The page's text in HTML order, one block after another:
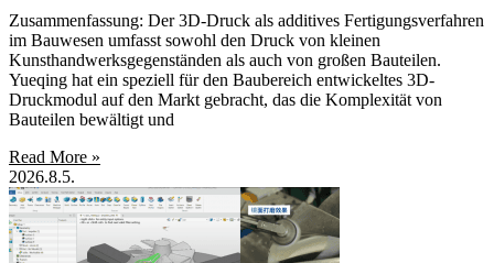
Zusammenfassung: Der 3D-Druck als additives Fertigungsverfahren
im Bauwesen umfasst sowohl den Druck von kleinen
Kunsthandwerksgegenständen als auch von großen Bauteilen.
Yueqing hat ein speziell für den Baubereich entwickeltes 3D-
Druckmodul auf den Markt gebracht, das die Komplexität von
Bauteilen bewältigt und
Read More »
2026.8.5.